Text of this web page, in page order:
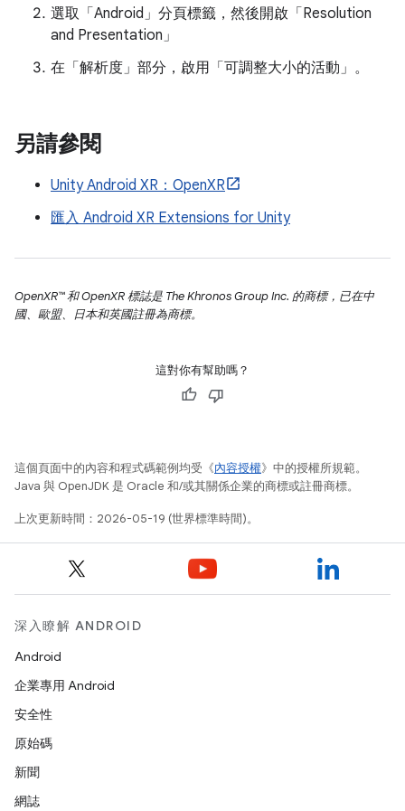
選取「Android」 分頁標籤，然後開啟「Resolution
and Presentation」
在「解析度」 部分，啟用「可調整大小的活動」 。
另請參閱
Unity Android XR：OpenXR
匯入 Android XR Extensions for Unity
OpenXR™ 和 OpenXR 標誌是 The Khronos Group Inc. 的商標，已在中
國、歐盟、日本和英國註冊為商標。
這對你有幫助嗎？
這個頁面中的內容和程式碼範例均受《內容授權》中的授權所規範。
Java 與 OpenJDK 是 Oracle 和/或其關係企業的商標或註冊商標。
上次更新時間：2026-05-19 (世界標準時間)。
深入瞭解 ANDROID
Android
企業專用 Android
安全性
原始碼
新聞
網誌